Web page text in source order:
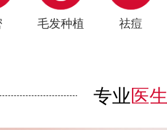
毛发种植 祛痘
专业医生